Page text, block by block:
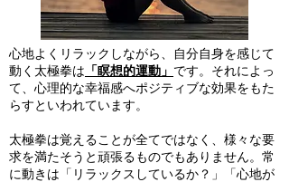
心地よくリラックしながら、自分自身を感じて
動く太極拳は 「瞑想的運動」 です。それによっ
て、 心理的な幸福感へポジティブな効果をもた
らすといわれています。
太極拳は覚えることが全てではなく、様々な要
求を満たそうと頑張るものでもありません。常
に動きは「リラックスしているか？」「心地が